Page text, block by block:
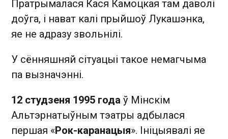
Пратрымалася Кася Камоцкая там даволі
доўга, і нават калі прыйшоў Лукашэнка,
яе не адразу звольнілі.
У сённяшняй сітуацыі такое немагчыма
па вызначэнні.
12 студзеня 1995 года ў Мінскім
Альтэрнатыўным тэатры адбылася
першая «Рок-каранацыя». Ініцыявалі яе